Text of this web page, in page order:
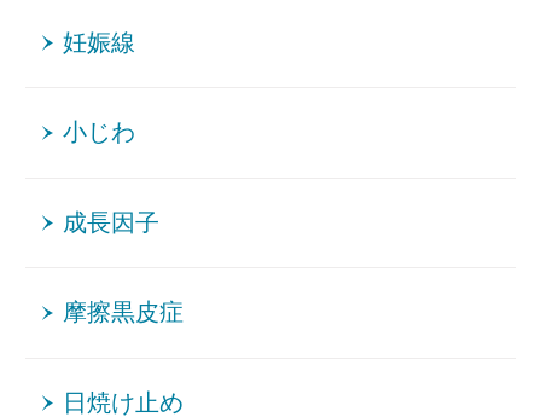
妊娠線
小じわ
成長因子
摩擦黒皮症
日焼け止め